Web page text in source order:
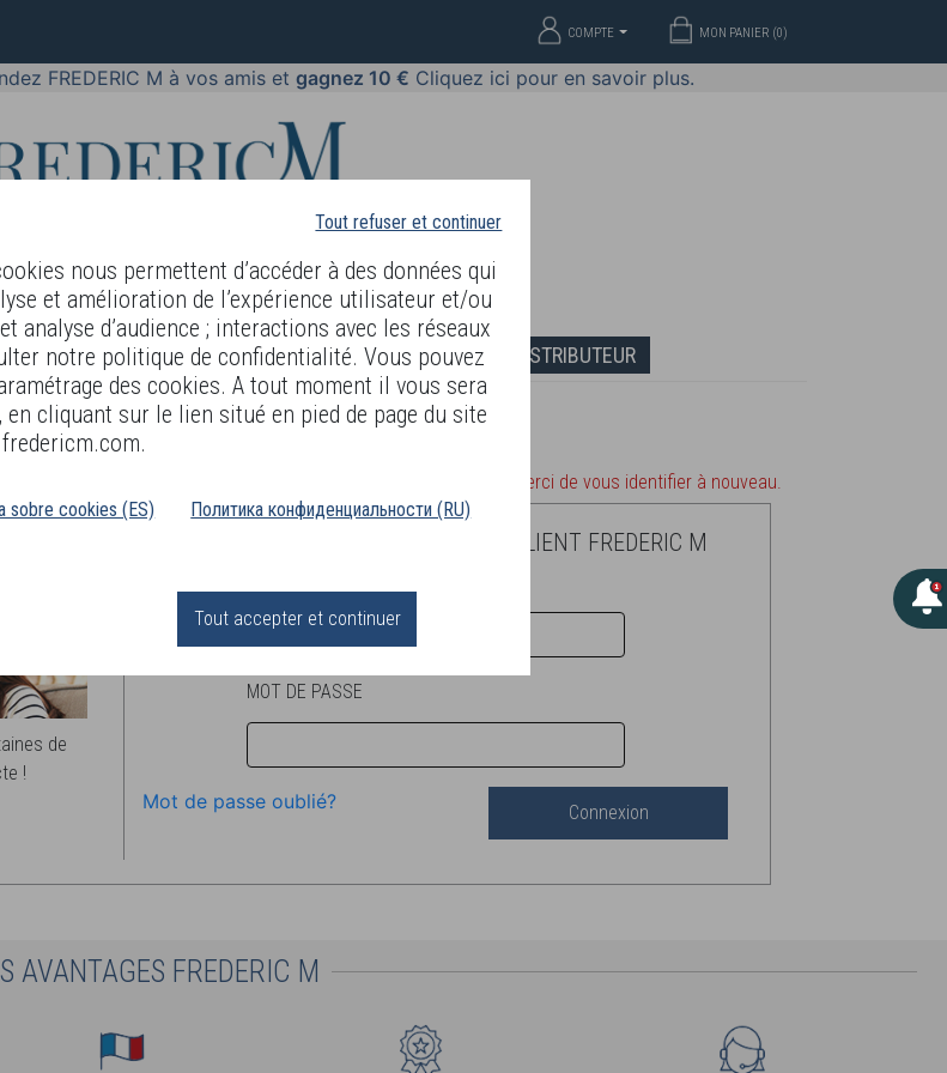
Tout refuser et continuer
nous permettent d’accéder à des données qui
et amélioration de l’expérience utilisateur et/ou
analyse d’audience ; interactions avec les réseaux
notre politique de confidentialité. Vous pouvez
des cookies. A tout moment il vous sera
cliquant sur le lien situé en pied de page du site
fredericm.com.
sobre cookies (ES) Политика конфиденциальности (RU)
Tout accepter et continuer
MON PANIER (0)
COMPTE
FREDERIC M à vos amis et gagnez 10 € Cliquez ici pour en savoir plus.
LANGUAGE BLOG DIAGNOSTIC PEAU DEVENIR DISTRIBUTEUR
COMPTE
est automatiquement supprimée sur notre serveur. Merci de vous identifier à nouveau.
VOUS ÊTES DÉJÀ DISTRIBUTEUR OU CLIENT FREDERIC M
MOT DE PASSE
Connexion
Mot de passe oublié?
de
!
AVANTAGES FREDERIC M